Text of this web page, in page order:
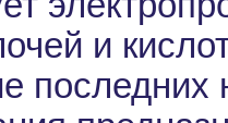
и
последних